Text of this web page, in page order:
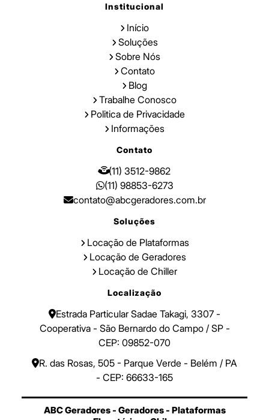
Institucional
Início
Soluções
Sobre Nós
Contato
Blog
Trabalhe Conosco
Politica de Privacidade
Informações
Contato
(11) 3512-9862
(11) 98853-6273
contato@abcgeradores.com.br
Soluções
Locação de Plataformas
Locação de Geradores
Locação de Chiller
Localização
Estrada Particular Sadae Takagi, 3307 -
Cooperativa - São Bernardo do Campo / SP -
CEP: 09852-070
R. das Rosas, 505 - Parque Verde - Belém / PA
- CEP: 66633-165
ABC Geradores - Geradores - Plataformas